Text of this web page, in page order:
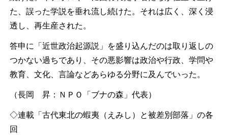
た、誤った学説を垂れ流し続けた。それは広く、深く浸
透し、再生産された。
答申に「近世政治起源説」を盛り込んだのは取り返しの
つかない過ちであり、その悪影響は政治や行政、学問や
教育、文化、言論などあらゆる分野に及んでいった。
（長岡 昇：ＮＰＯ「ブナの森」代表）
◇連載「古代東北の蝦夷（えみし）と被差別部落」の各
回